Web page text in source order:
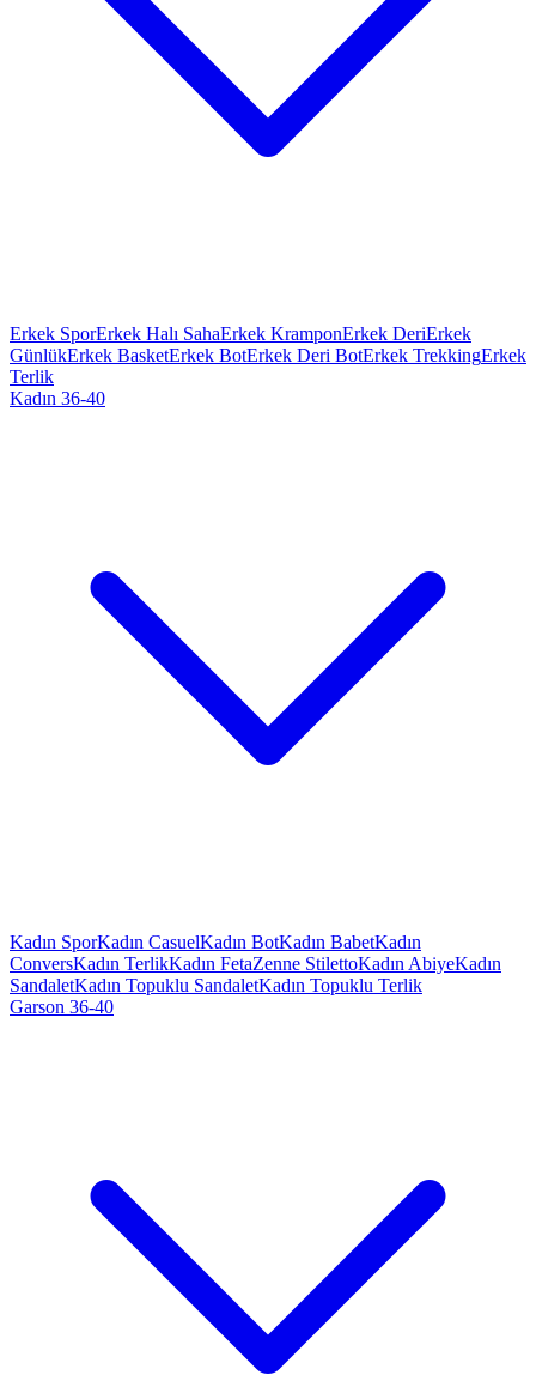
Erkek SporErkek Halı SahaErkek KramponErkek DeriErkek
GünlükErkek BasketErkek BotErkek Deri BotErkek TrekkingErkek
Terlik
Kadın 36-40
Kadın SporKadın CasuelKadın BotKadın BabetKadın
ConversKadın TerlikKadın FetaZenne StilettoKadın AbiyeKadın
SandaletKadın Topuklu SandaletKadın Topuklu Terlik
Garson 36-40